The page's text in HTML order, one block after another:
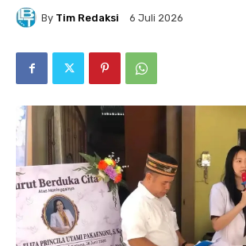
By Tim Redaksi 6 Juli 2026